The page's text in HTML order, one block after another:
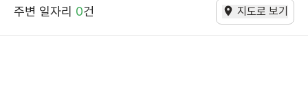
주변 일자리 0건 지도로 보기